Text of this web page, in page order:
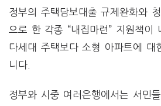
정부의 주택담보대출 규제완화와
으로 한 각종 “내집마련” 지원책이
다세대 주택보다 소형 아파트에 대
니다.
정부와 시중 여러은행에서는 서민